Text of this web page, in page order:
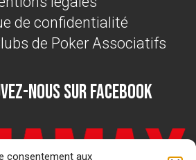
consentement aux
de confidentialité
de Poker Associatifs
nous sur Facebook